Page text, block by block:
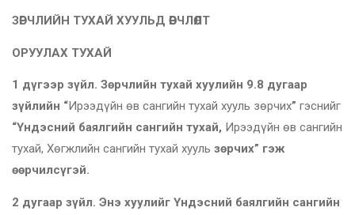
ЗӨРЧЛИЙН ТУХАЙ ХУУЛЬД ӨӨРЧЛӨЛТ
ОРУУЛАХ ТУХАЙ
1 дүгээр зүйл. Зөрчлийн тухай хуулийн 9.8 дугаар
зүйлийн “Ирээдүйн өв сангийн тухай хууль зөрчих” гэснийг
“Үндэсний баялгийн сангийн тухай, Ирээдүйн өв сангийн
тухай, Хөгжлийн сангийн тухай хууль зөрчих” гэж
өөрчилсүгэй.
2 дугаар зүйл. Энэ хуулийг Үндэсний баялгийн сангийн